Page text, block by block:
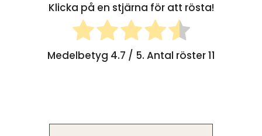
Klicka på en stjärna för att rösta!
Medelbetyg 4.7 / 5. Antal röster11